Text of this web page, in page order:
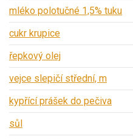
mléko polotučné 1,5% tuku
cukr krupice
řepkový olej
vejce slepičí střední, m
kypřící prášek do pečiva
sůl